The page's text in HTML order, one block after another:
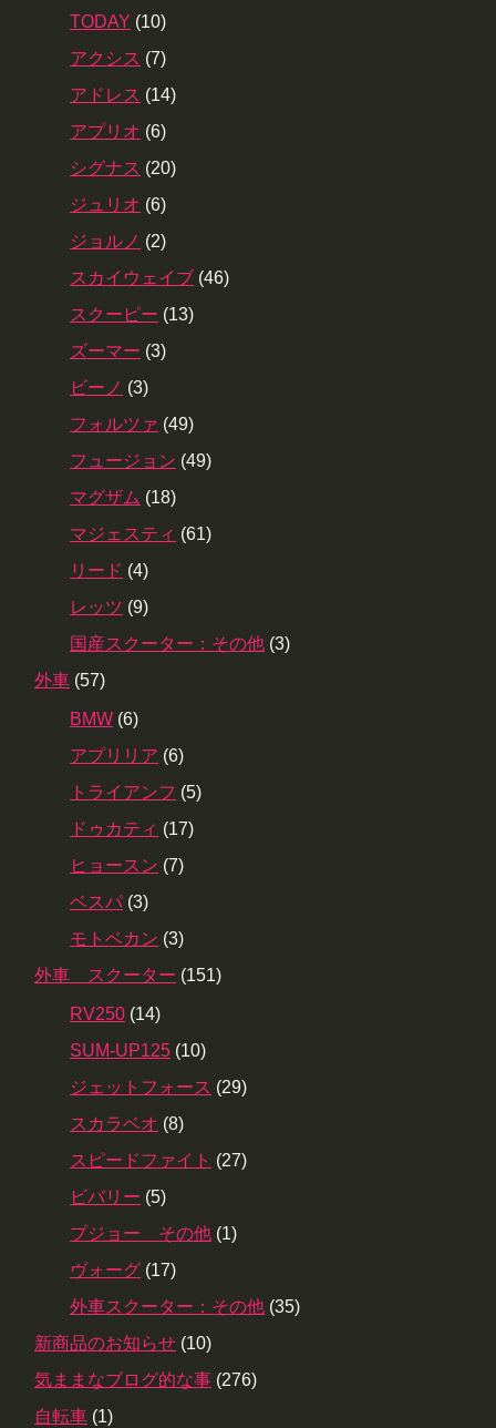
TODAY (10)
アクシス (7)
アドレス (14)
アプリオ (6)
シグナス (20)
ジュリオ (6)
ジョルノ (2)
スカイウェイブ (46)
スクーピー (13)
ズーマー (3)
ビーノ (3)
フォルツァ (49)
フュージョン (49)
マグザム (18)
マジェスティ (61)
リード (4)
レッツ (9)
国産スクーター：その他 (3)
外車 (57)
BMW (6)
アプリリア (6)
トライアンフ (5)
ドゥカティ (17)
ヒョースン (7)
ベスパ (3)
モトベカン (3)
外車 スクーター (151)
RV250 (14)
SUM-UP125 (10)
ジェットフォース (29)
スカラベオ (8)
スピードファイト (27)
ビバリー (5)
プジョー その他 (1)
ヴォーグ (17)
外車スクーター：その他 (35)
新商品のお知らせ (10)
気ままなブログ的な事 (276)
自転車 (1)